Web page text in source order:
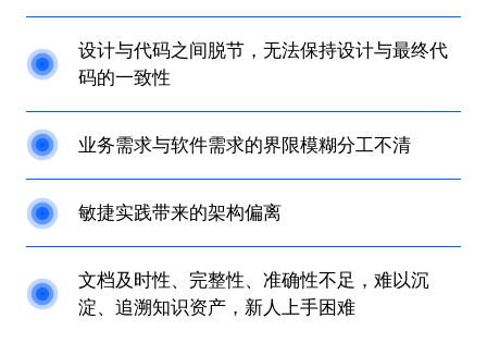
设计与代码之间脱节，无法保持设计与最终代
码的一致性
业务需求与软件需求的界限模糊分工不清
敏捷实践带来的架构偏离
文档及时性、完整性、准确性不足，难以沉
淀、追溯知识资产，新人上手困难